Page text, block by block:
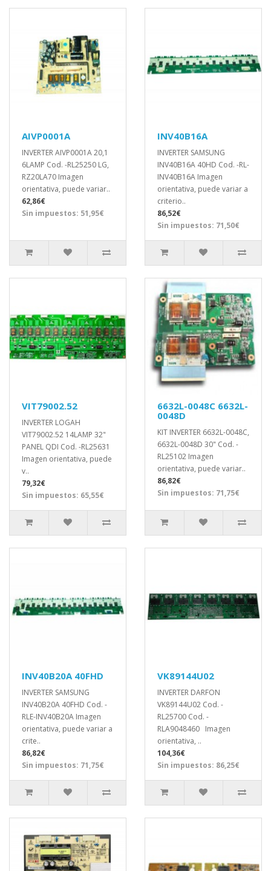
AIVP0001A
INVERTER AIVP0001A 20,1
6LAMP Cod. -RL25250 LG,
RZ20LA70 Imagen
orientativa, puede variar..
62,86€
Sin impuestos: 51,95€
INV40B16A
INVERTER SAMSUNG
INV40B16A 40HD Cod. -RL-
INV40B16A Imagen
orientativa, puede variar a
criterio..
86,52€
Sin impuestos: 71,50€
VIT79002.52
INVERTER LOGAH
VIT79002.52 14LAMP 32"
PANEL QDI Cod. -RL25631
Imagen orientativa, puede
v..
79,32€
Sin impuestos: 65,55€
6632L-0048C 6632L-
0048D
KIT INVERTER 6632L-0048C,
6632L-0048D 30" Cod. -
RL25102 Imagen
orientativa, puede variar..
86,82€
Sin impuestos: 71,75€
INV40B20A 40FHD
INVERTER SAMSUNG
INV40B20A 40FHD Cod. -
RLE-INV40B20A Imagen
orientativa, puede variar a
crite..
86,82€
Sin impuestos: 71,75€
VK89144U02
INVERTER DARFON
VK89144U02 Cod. -
RL25700 Cod. -
RLA9048460 Imagen
orientativa, ..
104,36€
Sin impuestos: 86,25€